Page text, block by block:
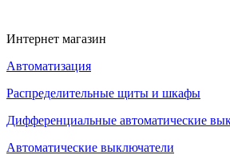
Интернет магазин
Автоматизация
Распределительные щиты и шкафы
Дифференциальные автоматические
Автоматические выключатели